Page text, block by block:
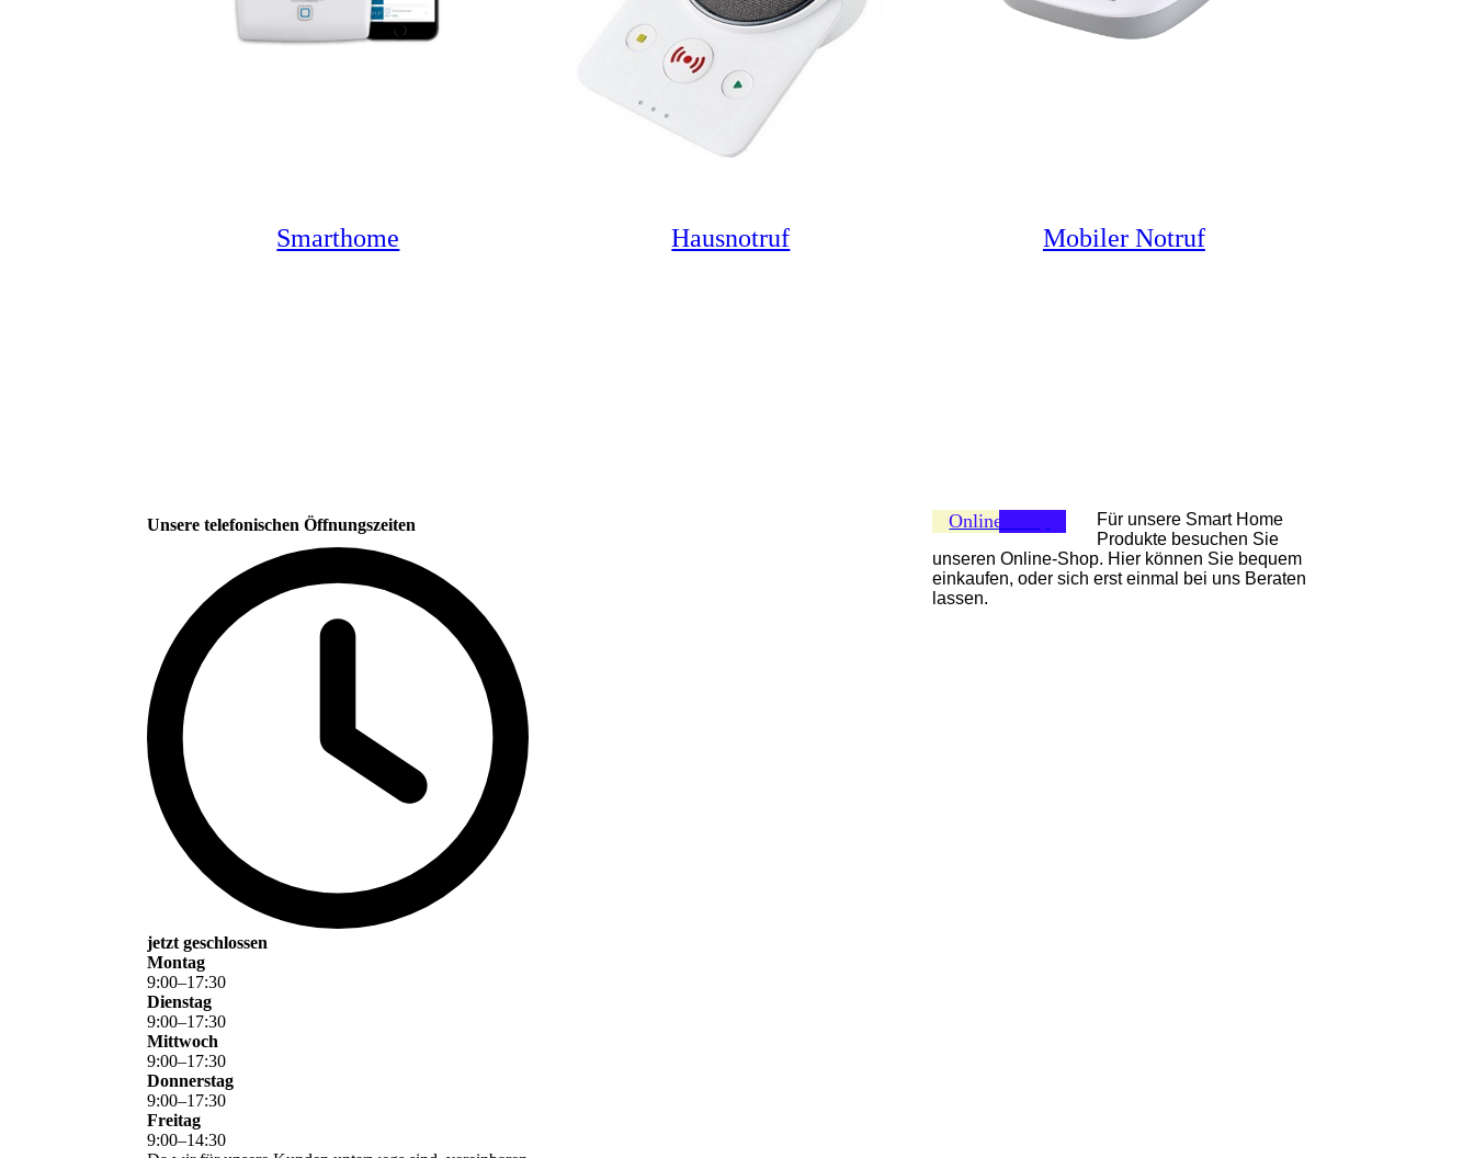
Smarthome Hausnotruf Mobiler Notruf
Unsere telefonischen Öffnungszeiten
jetzt geschlossen
Montag
9:00–17:30
Dienstag
9:00–17:30
Mittwoch
9:00–17:30
Donnerstag
9:00–17:30
Freitag
9:00–14:30
Online-Shop
Für unsere Smart Home
Produkte besuchen Sie
unseren Online-Shop. Hier können Sie bequem
einkaufen, oder sich erst einmal bei uns Beraten
lassen.